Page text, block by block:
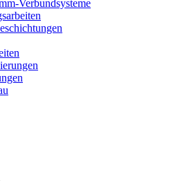
Verbundsysteme